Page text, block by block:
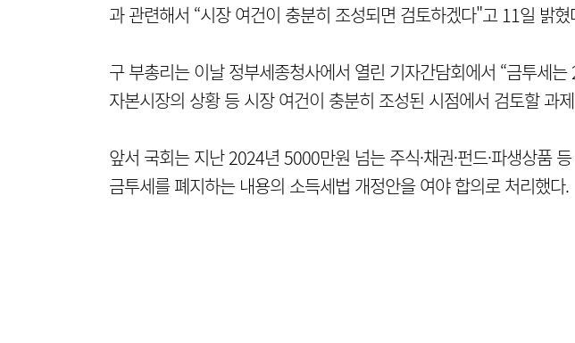
과 관련해서 “시장 여건이 충분히 조성되면 검토하겠다"고 11일 밝혔
구 부총리는 이날 정부세종청사에서 열린 기자간담회에서 “금투세
자본시장의 상황 등 시장 여건이 충분히 조성된 시점에서 검토할 과
앞서 국회는 지난 2024년 5000만원 넘는 주식·채권·펀드·파생상품
금투세를 폐지하는 내용의 소득세법 개정안을 여야 합의로 처리했다.